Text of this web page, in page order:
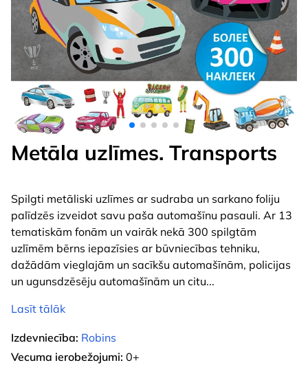
Metāla uzlīmes. Transports
Spilgti metāliski uzlīmes ar sudraba un sarkano foliju
palīdzēs izveidot savu paša automašīnu pasauli. Ar 13
tematiskām fonām un vairāk nekā 300 spilgtām
uzlīmēm bērns iepazīsies ar būvniecības tehniku,
dažādām vieglajām un sacīkšu automašīnām, policijas
un ugunsdzēsēju automašīnām un citu...
Lasīt tālāk
Izdevniecība: Robins
Vecuma ierobežojumi: 0+